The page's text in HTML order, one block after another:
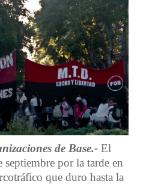
de Base.- El
septiembre por la tarde en
que duro hasta la